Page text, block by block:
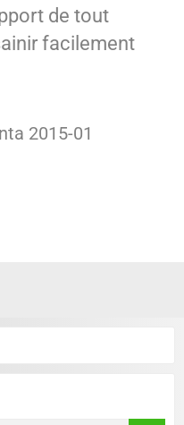
de tout
facilement
2015-01